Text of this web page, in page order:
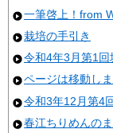
一筆啓上！from
栽培の手引き
令和4年3月第1
ページは移動し
令和3年12月第4
春江ちりめんの